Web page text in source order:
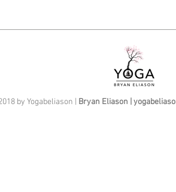
by Yogabeliason | Bryan Eliason |